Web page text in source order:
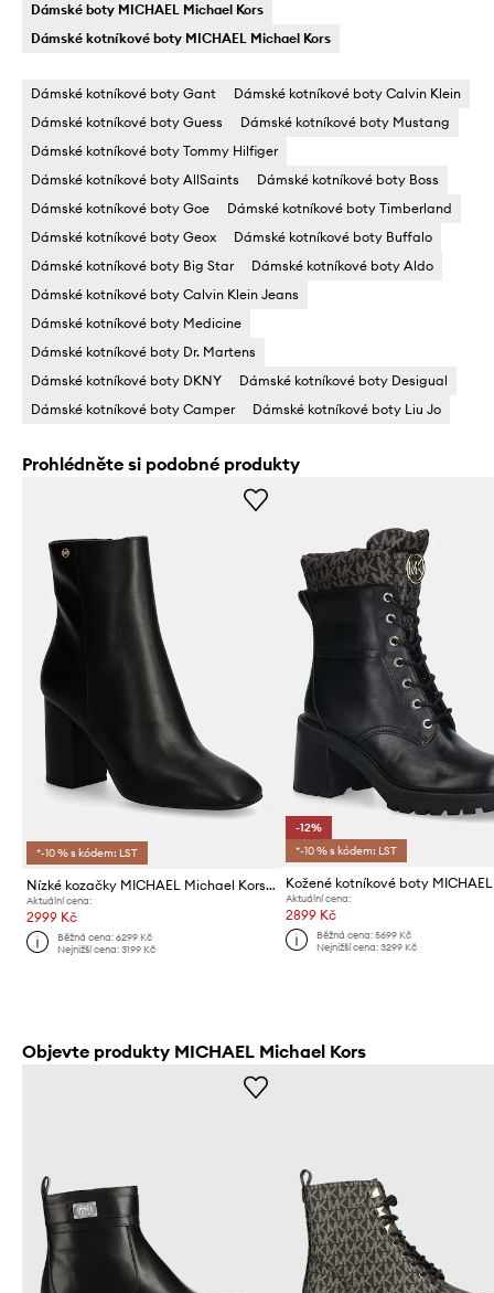
Dámské boty MICHAEL Michael Kors
Dámské kotníkové boty MICHAEL Michael Kors
Dámské kotníkové boty Gant
Dámské kotníkové boty Calvin Klein
Dámské kotníkové boty Guess
Dámské kotníkové boty Mustang
Dámské kotníkové boty Tommy Hilfiger
Dámské kotníkové boty AllSaints
Dámské kotníkové boty Boss
Dámské kotníkové boty Goe
Dámské kotníkové boty Timberland
Dámské kotníkové boty Geox
Dámské kotníkové boty Buffalo
Dámské kotníkové boty Big Star
Dámské kotníkové boty Aldo
Dámské kotníkové boty Calvin Klein Jeans
Dámské kotníkové boty Medicine
Dámské kotníkové boty Dr. Martens
Dámské kotníkové boty DKNY
Dámské kotníkové boty Desigual
Dámské kotníkové boty Camper
Dámské kotníkové boty Liu Jo
Prohlédněte si podobné produkty
*-10 % s kódem: LST
Nízké kozačky MICHAEL Michael Kors Hazel
Aktuální cena:
2999 Kč
Běžná cena:6299 Kč
Nejnižší cena:3199 Kč
-12%
*-10 % s kódem: LST
Aktuální cena:
2899 Kč
Běžná cena: 5699 Kč
Nejnižší cena: 3299 Kč
Objevte produkty MICHAEL Michael Kors